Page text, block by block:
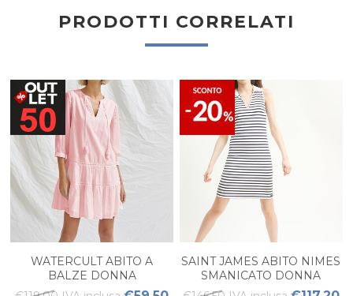
PRODOTTI CORRELATI
WATERCULT ABITO A
BALZE DONNA
SAINT JAMES ABITO NIMES
SMANICATO DONNA